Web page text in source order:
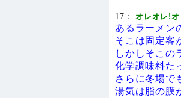
17：オレオレ!
あるラーメン
そこは固定客
しかしそこの
化学調味料た
さらに冬場で
湯気は脂の膜